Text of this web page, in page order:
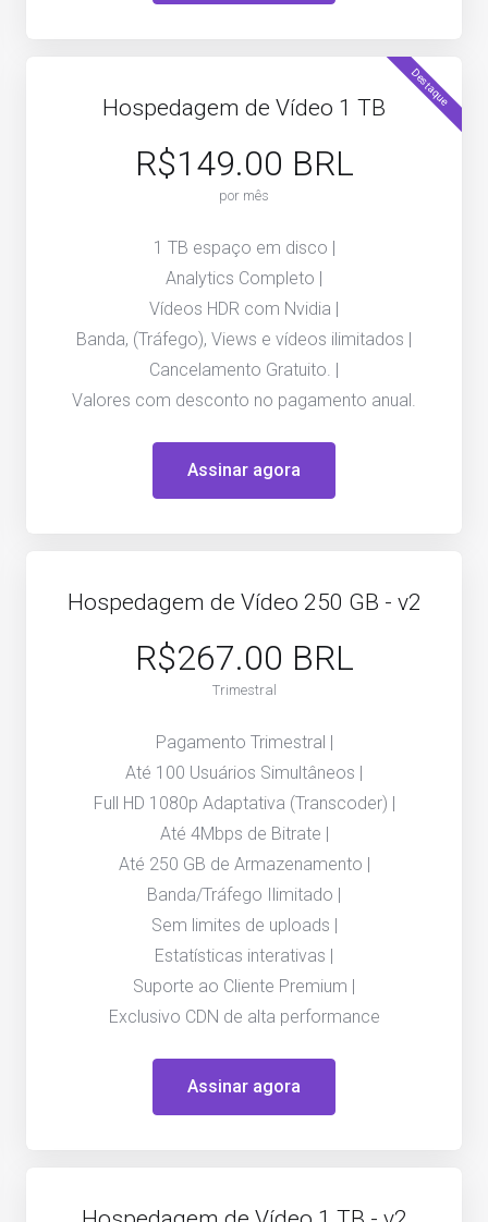
Destaque
Hospedagem de Vídeo 1 TB
R$149.00 BRL
por mês
1 TB espaço em disco |
Analytics Completo |
Vídeos HDR com Nvidia |
Banda, (Tráfego), Views e vídeos ilimitados |
Cancelamento Gratuito. |
Valores com desconto no pagamento anual.
Assinar agora
Hospedagem de Vídeo 250 GB - v2
R$267.00 BRL
Trimestral
Pagamento Trimestral |
Até 100 Usuários Simultâneos |
Full HD 1080p Adaptativa (Transcoder) |
Até 4Mbps de Bitrate |
Até 250 GB de Armazenamento |
Banda/Tráfego Ilimitado |
Sem limites de uploads |
Estatísticas interativas |
Suporte ao Cliente Premium |
Exclusivo CDN de alta performance
Assinar agora